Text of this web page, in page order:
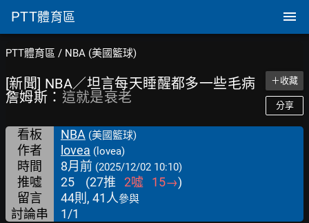
PTT體育區
PTT體育區 / NBA (美國籃球)
[新聞] NBA／坦言每天睡醒都多一些毛病
詹姆斯： 這就是衰老
＋收藏
分享
看板 NBA (美國籃球)
作者 lovea (lovea)
時間 8月前 (2025/12/02 10:10)
推噓 25 (27推 2噓 15→)
留言
44則, 41人參與
討論串 1/1